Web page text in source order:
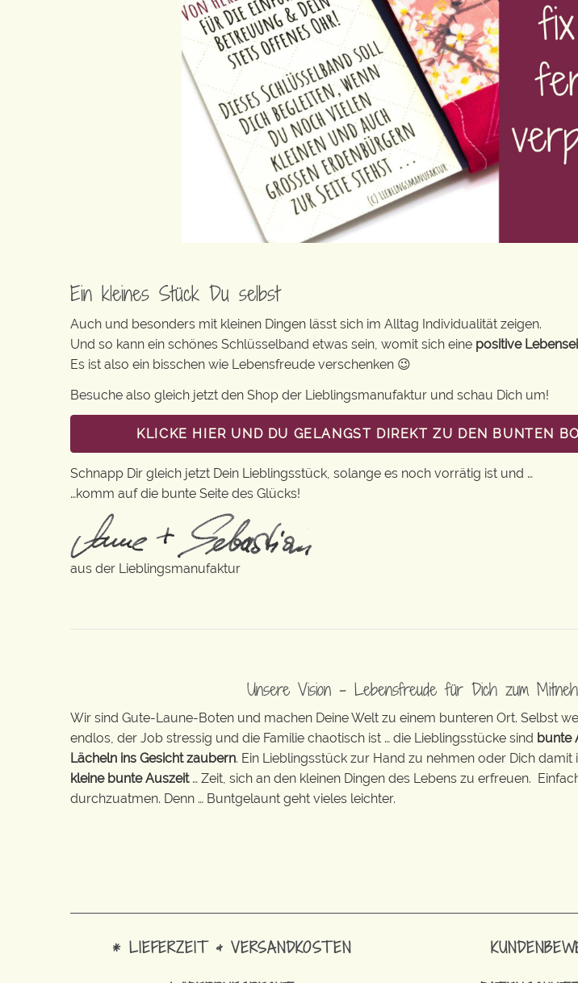
Ein kleines Stück Du selbst
Auch und besonders mit kleinen Dingen lässt sich im Alltag Individualität zeigen.
Und so kann ein schönes Schlüsselband etwas sein, womit sich eine positive
Es ist also ein bisschen wie Lebensfreude verschenken 😉
Besuche also gleich jetzt den Shop der Lieblingsmanufaktur und schau Dich um!
KLICKE HIER UND DU GELANGST DIREKT ZU DEN BUNTEN
Schnapp Dir gleich jetzt Dein Lieblingsstück, solange es noch vorrätig ist und …
…komm auf die bunte Seite des Glücks!
aus der Lieblingsmanufaktur
Unsere Vision – Lebensfreude für Dich zum
Wir sind Gute-Laune-Boten und machen Deine Welt zu einem bunteren Ort. Selbst
endlos, der Job stressig und die Familie chaotisch ist … die Lieblingsstücke sind bunte
Lächeln ins Gesicht zaubern. Ein Lieblingsstück zur Hand zu nehmen oder Dich
kleine bunte Auszeit… Zeit, sich an den kleinen Dingen des Lebens zu erfreuen.
durchzuatmen. Denn … Buntgelaunt geht vieles leichter.
* LIEFERZEIT & VERSANDKOSTEN